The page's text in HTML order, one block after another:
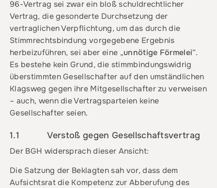
96-Vertrag sei zwar ein bloß schuldrechtlicher
Vertrag, die gesonderte Durchsetzung der
vertraglichen Verpflichtung, um das durch die
Stimmrechtsbindung vorgegebene Ergebnis
herbeizuführen, sei aber eine „unnötige Förmelei“.
Es bestehe kein Grund, die stimmbindungswidrig
überstimmten Gesellschafter auf den umständlichen
Klagsweg gegen ihre Mitgesellschafter zu verweisen
– auch, wenn die Vertragsparteien keine
Gesellschafter seien.
1.1 Verstoß gegen Gesellschaftsvertrag
Der BGH widersprach dieser Ansicht:
Die Satzung der Beklagten sah vor, dass dem
Aufsichtsrat die Kompetenz zur Abberufung des